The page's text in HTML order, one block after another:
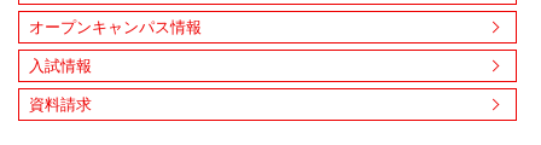
オープンキャンパス情報
入試情報
資料請求